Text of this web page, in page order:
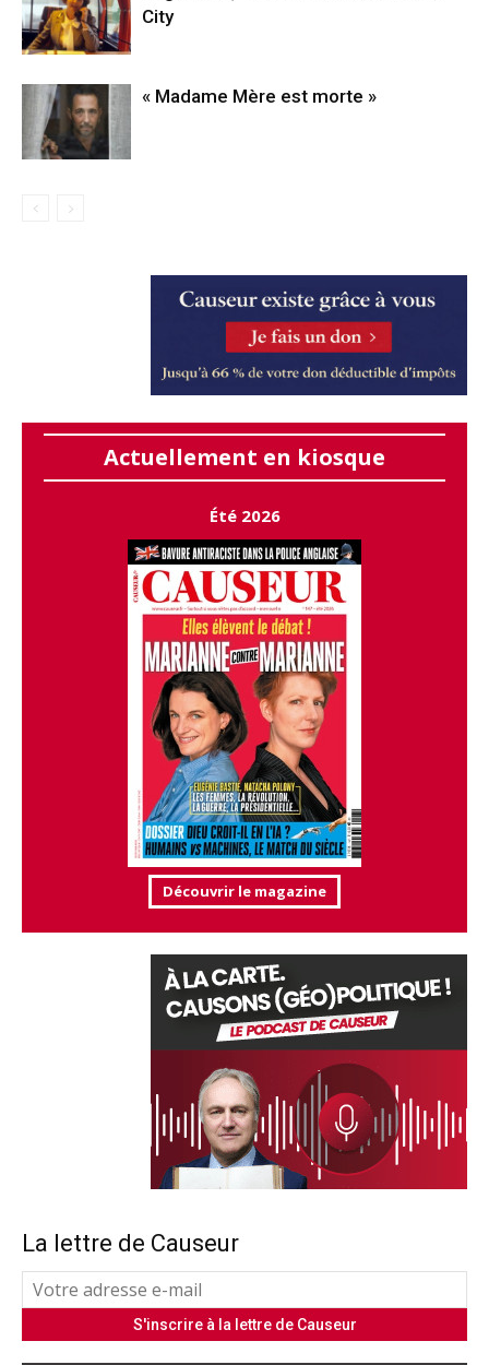
City
« Madame Mère est morte »
Actuellement en kiosque
Été 2026
Découvrir le magazine
La lettre de Causeur